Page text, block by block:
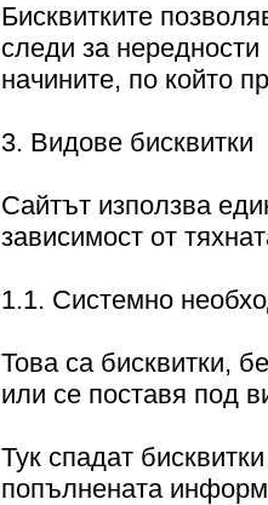
Бисквитките
следи за
начините, по който
3. Видове бисквитки
Сайтът използва
зависимост от
1.1. Системно
Това са бисквитки,
или се поставя под
Тук спадат
попълнената